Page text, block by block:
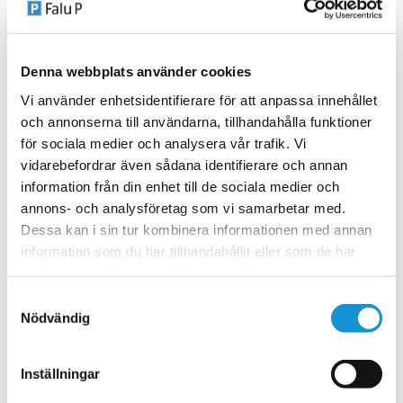
Denna webbplats använder cookies
Vi använder enhetsidentifierare för att anpassa innehållet
och annonserna till användarna, tillhandahålla funktioner
för sociala medier och analysera vår trafik. Vi
vidarebefordrar även sådana identifierare och annan
information från din enhet till de sociala medier och
annons- och analysföretag som vi samarbetar med.
Dessa kan i sin tur kombinera informationen med annan
information som du har tillhandahållit eller som de har
Nödvändig
Inställningar
Kommunen har ordnat 3 avgiftsfria
gärna där om du ska hämta fikabröd eller
besöka någon av de andra verksamheterna
som ligger längs med Myntgatan.
Vill du sitta mer än 20 minuter och fika eller
ta en längre shoppingtur i området kan du
nyttja någon av de 160 p-platser som finns
längs med Myntgatan och vid Kulturhuset
Hitta fler p-platser på vår parkeringskarta.